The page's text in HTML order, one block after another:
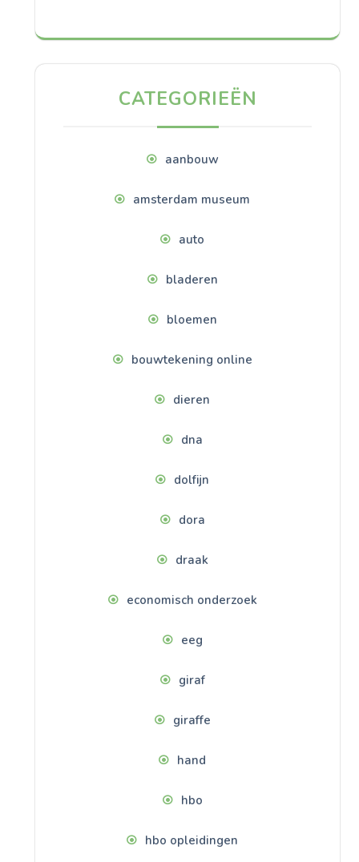
CATEGORIEËN
aanbouw
amsterdam museum
auto
bladeren
bloemen
bouwtekening online
dieren
dna
dolfijn
dora
draak
economisch onderzoek
eeg
giraf
giraffe
hand
hbo
hbo opleidingen